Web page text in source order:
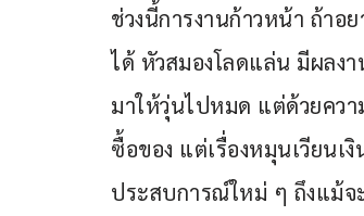
ช่วงนี้การงานก้าวหน้า ถ้าอ
ได้ หัวสมองโลดแล่น มีผลง
มาให้วุ่นไปหมด แต่ด้วยควา
ซื้อของ แต่เรื่องหมุนเวียนเ
ประสบการณ์ใหม่ ๆ ถึงแม้จ